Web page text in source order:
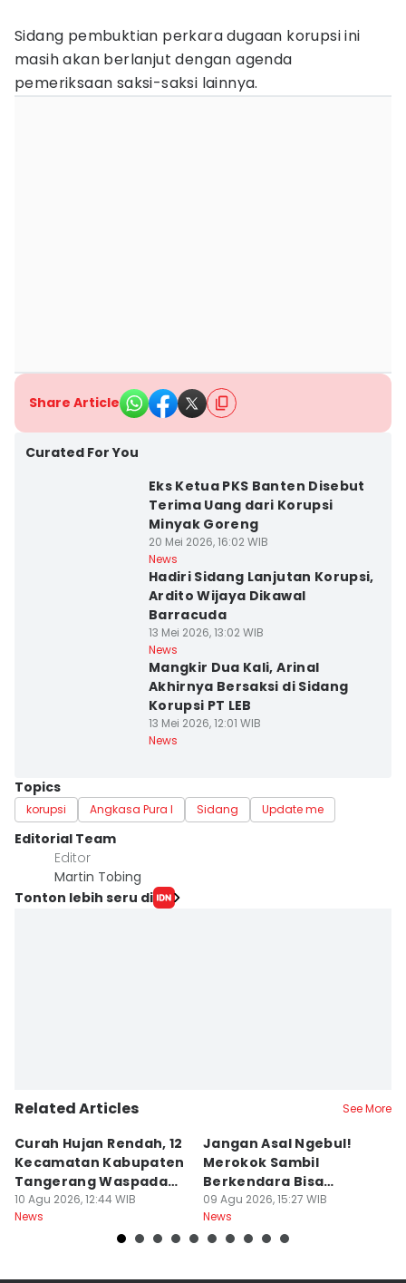
Sidang pembuktian perkara dugaan korupsi ini
masih akan berlanjut dengan agenda
pemeriksaan saksi-saksi lainnya.
Share Article
Curated For You
Eks Ketua PKS Banten Disebut
Terima Uang dari Korupsi
Minyak Goreng
20 Mei 2026, 16:02 WIB
News
Hadiri Sidang Lanjutan Korupsi,
Ardito Wijaya Dikawal
Barracuda
13 Mei 2026, 13:02 WIB
News
Mangkir Dua Kali, Arinal
Akhirnya Bersaksi di Sidang
Korupsi PT LEB
13 Mei 2026, 12:01 WIB
News
Topics
korupsi Angkasa Pura I Sidang Update me
Editorial Team
Editor
Martin Tobing
Tonton lebih seru di
Related Articles See More
Curah Hujan Rendah, 12
Kecamatan Kabupaten
Tangerang Waspada
Kekeringan
10 Agu 2026, 12:44 WIB
News
Jangan Asal Ngebul!
Merokok Sambil
Berkendara Bisa
Didenda Rp750 Ribu
09 Agu 2026, 15:27 WIB
News